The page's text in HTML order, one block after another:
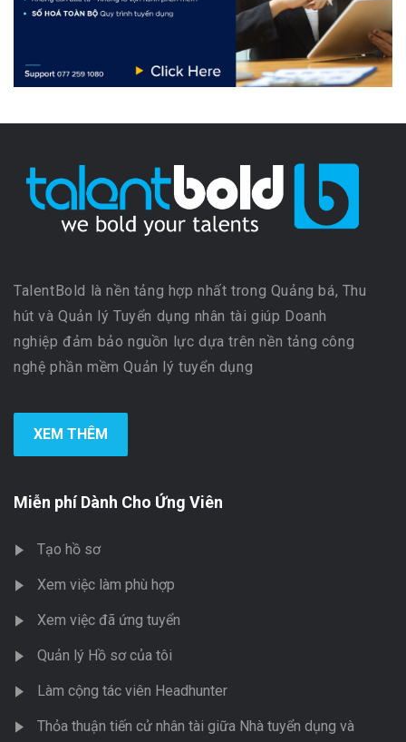
TalentBold là nền tảng hợp nhất trong Quảng bá, Thu
hút và Quản lý Tuyển dụng nhân tài giúp Doanh
nghiệp đảm bảo nguồn lực dựa trên nền tảng công
nghệ phần mềm Quản lý tuyển dụng
XEM THÊM
Miễn phí Dành Cho Ứng Viên
Tạo hồ sơ
Xem việc làm phù hợp
Xem việc đã ứng tuyển
Quản lý Hồ sơ của tôi
Làm cộng tác viên Headhunter
Thỏa thuận tiến cử nhân tài giữa Nhà tuyển dụng và